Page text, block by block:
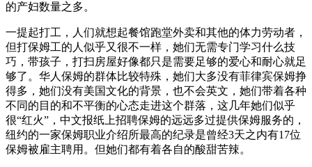
的产妇数量之多。
一提起打工，人们就想起餐馆跑堂外卖和其他的体力劳动者，
但打保姆工的人似乎又很不一样，她们无需专门学习什么技
巧，带孩子，打扫房屋好像都只是需要足够的爱心和耐心就足
够了。华人保姆的群体比较特殊，她们大多没有菲律宾保姆挣
得多，她们没有美国文化的背景，也不会英文，她们带着各种
不同的目的和不平衡的心态走进这个群落，这几年她们似乎
很“红火”，中文报纸上招聘保姆的远远多过提供保姆服务的，
纽约的一家保姆职业介绍所最高的纪录是曾经3天之内有17位
保姆被雇主聘用。但她们都有着各自的酸甜苦辣。